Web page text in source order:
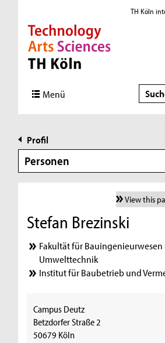
Direkt zur Hauptnavigation
Direkt zur Subnavigation
Direkt zum Inhalt
Direkt zum Fußbereich
TH Köln
Menü Suche
Profil
Personen
View this
Stefan Brezinski
Fakultät für Bauingenieurwesen
Umwelttechnik
Institut für Baubetrieb und
Campus Deutz
Betzdorfer Straße 2
50679 Köln